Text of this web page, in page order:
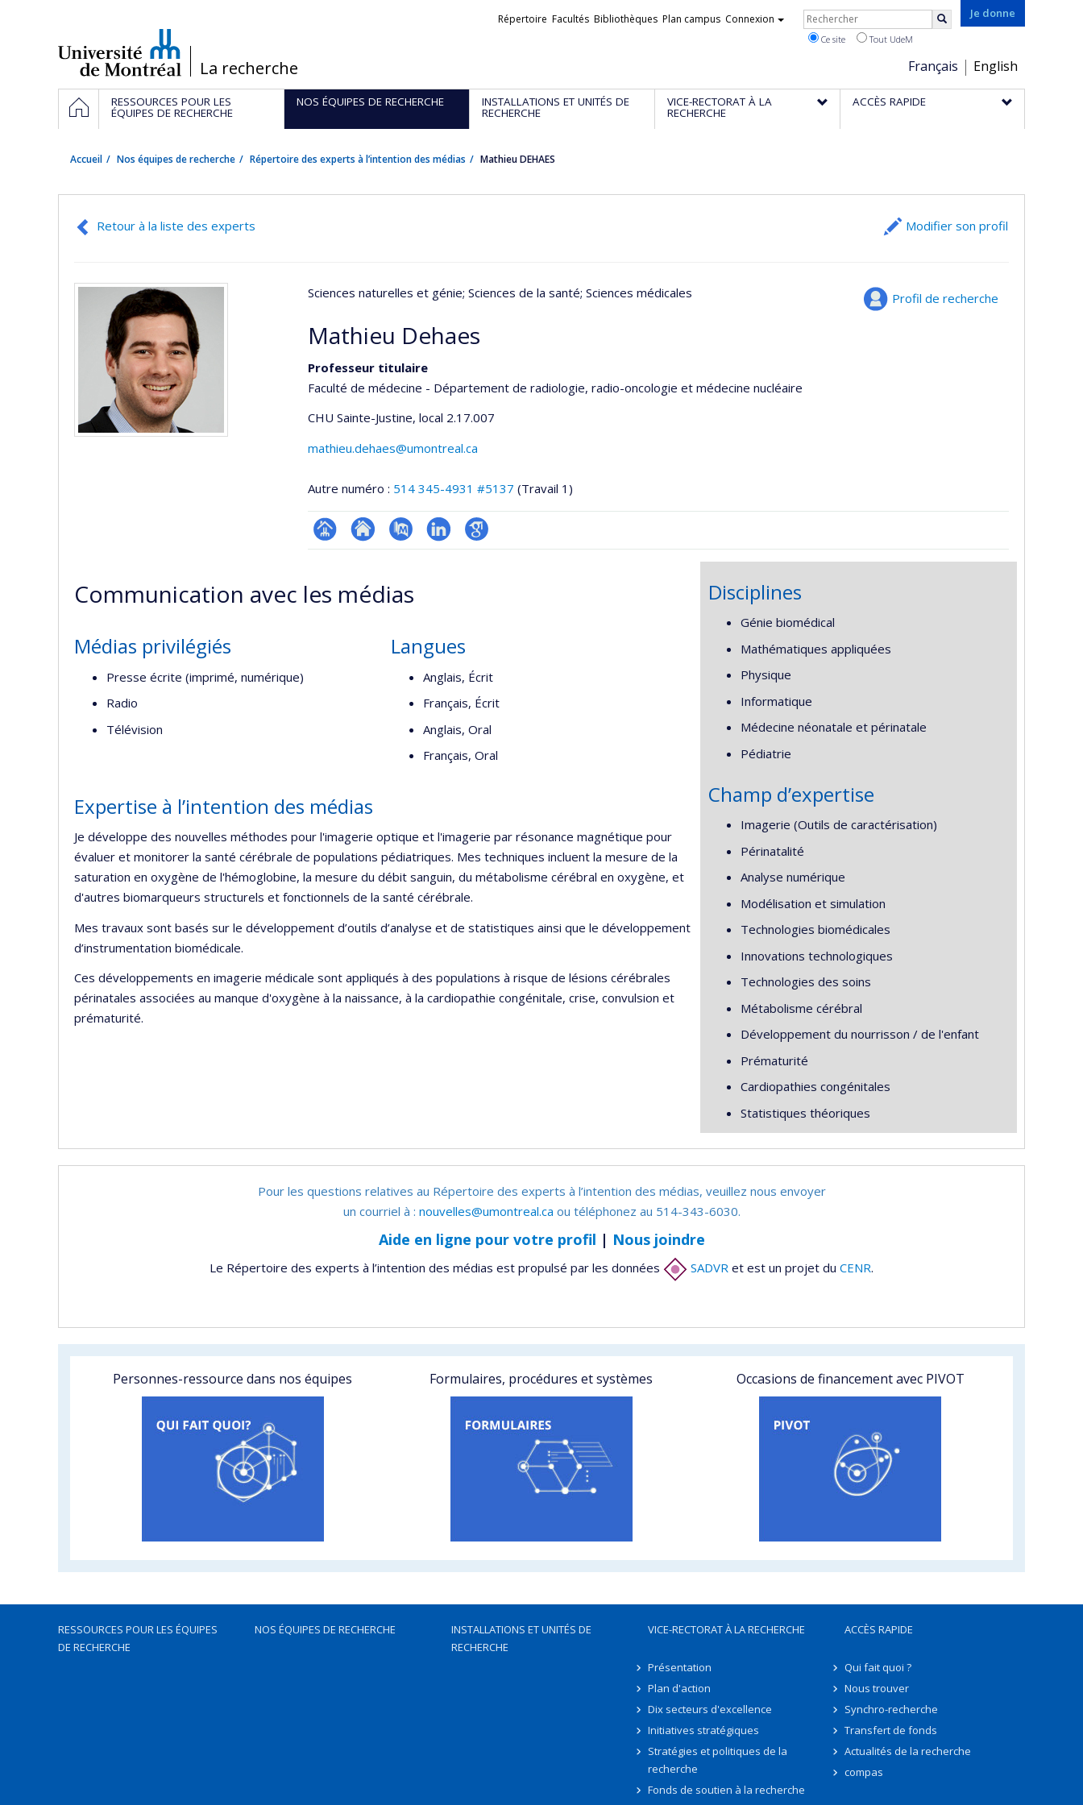
/La recherche
Je donne
Choix
de
la
Français English
Liens
Répertoire Facultés Bibliothèques Plan campus Connexion Rechercher
Ce site Tout UdeM
Navigation
principale
ACCUEILRESSOURCES POUR LES
ÉQUIPES DE RECHERCHE
NOS ÉQUIPES DE RECHERCHE INSTALLATIONS ET UNITÉS DE
RECHERCHE
VICE-RECTORAT À LA
RECHERCHE
ACCÈS RAPIDE
Accueil Nos équipes de recherche Répertoire des experts à l’intention des médias Mathieu DEHAES
Retour à la liste des experts Modifier son profil
Profil de recherche
Sciences naturelles et génie; Sciences de la santé; Sciences médicales
Mathieu Dehaes
Professeur titulaire
Faculté de médecine - Département de radiologie, radio-oncologie et médecine nucléaire
CHU Sainte-Justine, local 2.17.007
mathieu.dehaes@umontreal.ca
Autre numéro : 514 345-4931 #5137 (Travail 1)
Page
(faculté,département,école)
Site
de
recherche
PubMedLinkedInGoogle
Communication avec les médias
Médias privilégiés
Presse écrite (imprimé, numérique)
Radio
Télévision
Langues
Anglais, Écrit
Français, Écrit
Anglais, Oral
Français, Oral
Expertise à l’intention des médias
Je développe des nouvelles méthodes pour l'imagerie optique et l'imagerie par résonance magnétique pour
évaluer et monitorer la santé cérébrale de populations pédiatriques. Mes techniques incluent la mesure de la
saturation en oxygène de l'hémoglobine, la mesure du débit sanguin, du métabolisme cérébral en oxygène, et
d'autres biomarqueurs structurels et fonctionnels de la santé cérébrale.
Mes travaux sont basés sur le développement d’outils d’analyse et de statistiques ainsi que le développement
d’instrumentation biomédicale.
Ces développements en imagerie médicale sont appliqués à des populations à risque de lésions cérébrales
périnatales associées au manque d'oxygène à la naissance, à la cardiopathie congénitale, crise, convulsion et
prématurité.
Disciplines
Génie biomédical
Mathématiques appliquées
Physique
Informatique
Médecine néonatale et périnatale
Pédiatrie
Champ d’expertise
Imagerie (Outils de caractérisation)
Périnatalité
Analyse numérique
Modélisation et simulation
Technologies biomédicales
Innovations technologiques
Technologies des soins
Métabolisme cérébral
Développement du nourrisson / de l'enfant
Prématurité
Cardiopathies congénitales
Statistiques théoriques
Pour les questions relatives au Répertoire des experts à l’intention des médias, veuillez nous envoyer
un courriel à : nouvelles@umontreal.ca ou téléphonez au 514-343-6030.
Aide en ligne pour votre profil | Nous joindre
Le Répertoire des experts à l’intention des médias est propulsé par les données SADVR et est un projet du CENR.
Personnes-ressource dans nos équipes Formulaires, procédures et systèmes Occasions de financement avec PIVOT
RESSOURCES POUR LES ÉQUIPES
DE RECHERCHE
NOS ÉQUIPES DE RECHERCHE
INSTALLATIONS ET UNITÉS DE
RECHERCHE
VICE-RECTORAT À LA RECHERCHE
Présentation
Plan d'action
Dix secteurs d'excellence
Initiatives stratégiques
Stratégies et politiques de la
recherche
Fonds de soutien à la recherche
ACCÈS RAPIDE
Qui fait quoi ?
Nous trouver
Synchro-recherche
Transfert de fonds
Actualités de la recherche
compas